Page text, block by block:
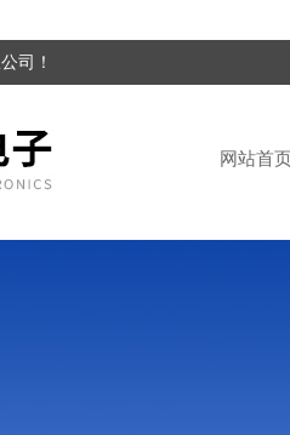
司！
网站首